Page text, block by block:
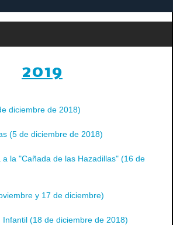
2019
diciembre de 2018)
(5 de diciembre de 2018)
la "Cañada de las Hazadillas" (16 de
y 17 de diciembre)
(18 de diciembre de 2018)